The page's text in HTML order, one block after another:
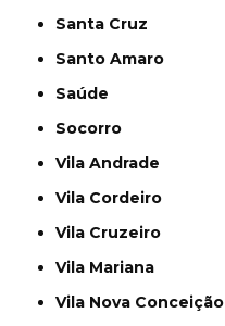
Santa Cruz
Santo Amaro
Saúde
Socorro
Vila Andrade
Vila Cordeiro
Vila Cruzeiro
Vila Mariana
Vila Nova Conceição